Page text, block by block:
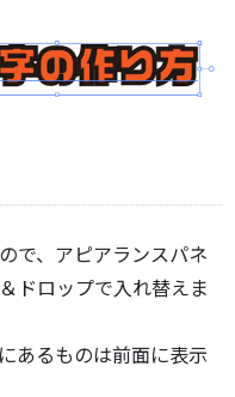
で、アピアランスパネ
ドロップで入れ替えま
あるものは前面に表示